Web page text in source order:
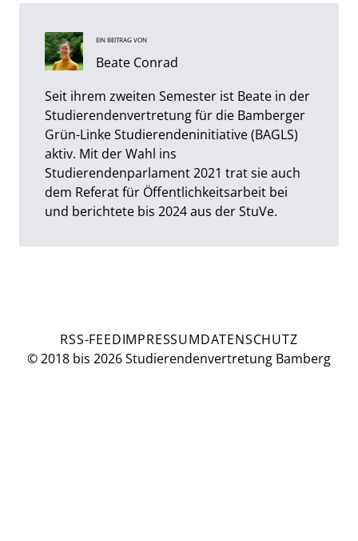
EIN BEITRAG VON
Beate Conrad
Seit ihrem zweiten Semester ist Beate in der
Studierendenvertretung für die Bamberger
Grün-Linke Studierendeninitiative (BAGLS)
aktiv. Mit der Wahl ins
Studierendenparlament 2021 trat sie auch
dem Referat für Öffentlichkeitsarbeit bei
und berichtete bis 2024 aus der StuVe.
© 2018 bis 2026 Studierendenvertretung Bamberg
RSS-FEEDIMPRESSUMDATENSCHUTZ